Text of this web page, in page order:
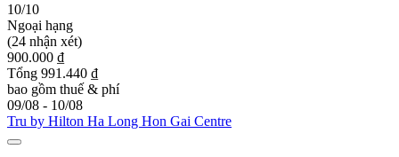
10/10
Ngoại hạng
(24 nhận xét)
900.000 ₫
Tổng 991.440 ₫
bao gồm thuế & phí
09/08 - 10/08
Tru by Hilton Ha Long Hon Gai Centre